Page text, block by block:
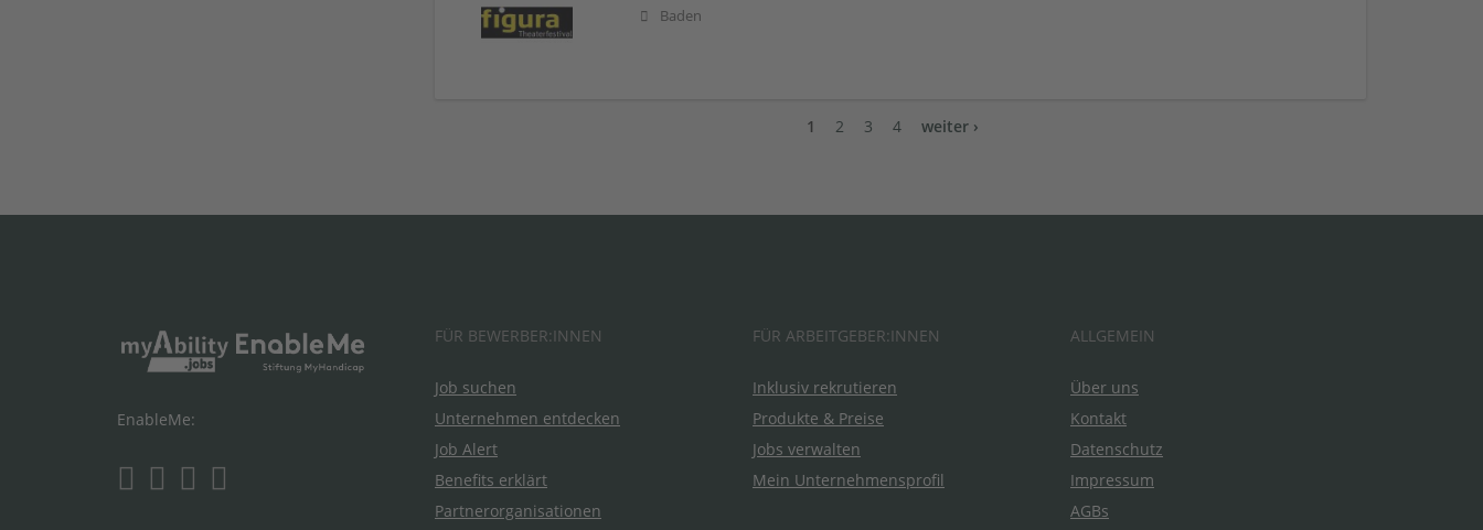
Baden
1 2 3 4 weiter ›
EnableMe:
FÜR BEWERBER:INNEN
Job suchen
Unternehmen entdecken
Job Alert
Benefits erklärt
Partnerorganisationen
FÜR ARBEITGEBER:INNEN
Inklusiv rekrutieren
Produkte & Preise
Jobs verwalten
Mein Unternehmensprofil
ALLGEMEIN
Über uns
Kontakt
Datenschutz
Impressum
AGBs